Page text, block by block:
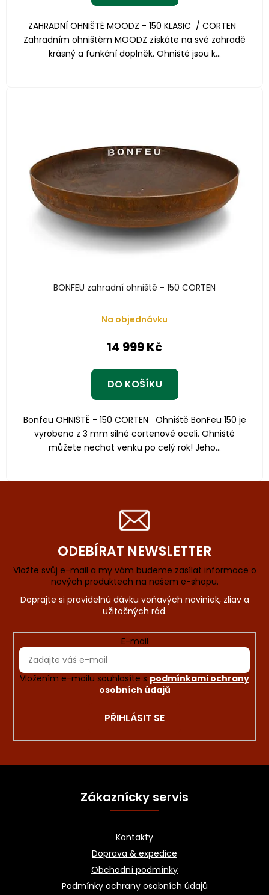
ZAHRADNÍ OHNIŠTĚ MOODZ - 150 KLASIC / CORTEN
Zahradním ohništěm MOODZ získáte na své zahradě
krásný a funkční doplněk. Ohniště jsou k...
BONFEU zahradní ohniště - 150 CORTEN
Na objednávku
14 999 Kč
DO KOŠÍKU
Bonfeu OHNIŠTĚ - 150 CORTEN Ohniště BonFeu 150 je
vyrobeno z 3 mm silné cortenové oceli. Ohniště
můžete nechat venku po celý rok! Jeho...
ODEBÍRAT NEWSLETTER
Vložte svůj e-mail a my vám budeme zasílat informace o
nových produktech na našem e-shopu.
E-mail
Vložením e-mailu souhlasíte s podmínkami ochrany
osobních údajů
PŘIHLÁSIT SE
Z
Zákaznícky servis
Kontakty
Doprava & expedice
Obchodní podmínky
Podmínky ochrany osobních údajů